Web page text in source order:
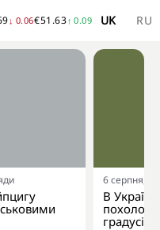
↓ 0.06€51.63↑ 0.09 UK RU
6 серпня,
В
градусів